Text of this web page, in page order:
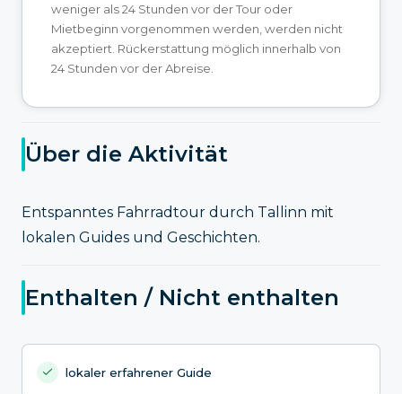
weniger als 24 Stunden vor der Tour oder
Mietbeginn vorgenommen werden, werden nicht
akzeptiert. Rückerstattung möglich innerhalb von
24 Stunden vor der Abreise.
Über die Aktivität
Entspanntes Fahrradtour durch Tallinn mit
lokalen Guides und Geschichten.
Enthalten / Nicht enthalten
lokaler erfahrener Guide